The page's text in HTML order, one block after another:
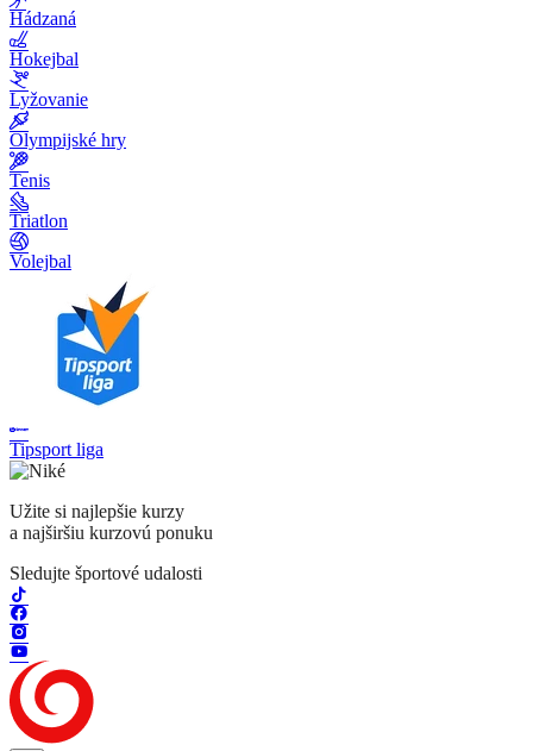
Hádzaná
Hokejbal
Lyžovanie
Olympijské hry
Tenis
Triatlon
Volejbal
Tipsport liga
Užite si najlepšie kurzy
a najširšiu kurzovú ponuku
Sledujte športové udalosti